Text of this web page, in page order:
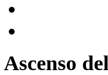
Ascenso